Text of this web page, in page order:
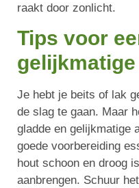
raakt door zonlicht.
Tips voor
Je hebt je beits of lak
de slag te gaan. Maar
gladde en gelijkmatige
goede voorbereiding
hout schoon en droog
aanbrengen. Schuur